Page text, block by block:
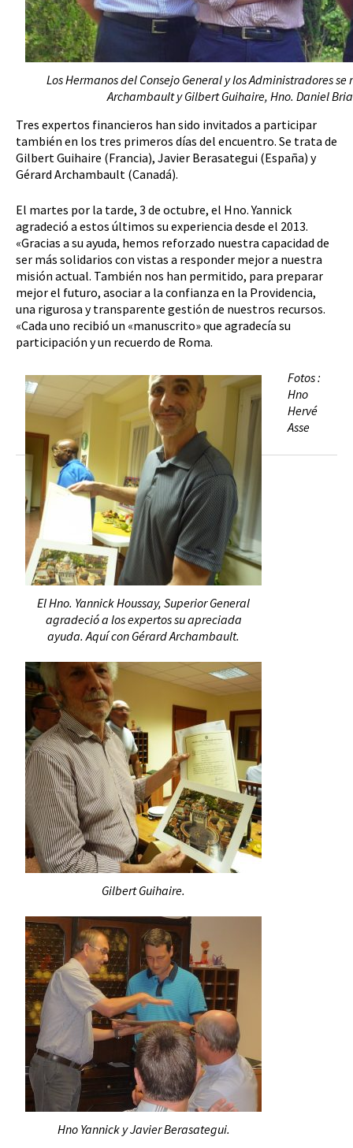
Los Hermanos del Consejo General y los Administradores
Archambault y Gilbert Guihaire, Hno. Daniel
Tres expertos financieros han sido invitados a participar
también en los tres primeros días del encuentro. Se trata de
Gilbert Guihaire (Francia), Javier Berasategui (España) y
Gérard Archambault (Canadá).
El martes por la tarde, 3 de octubre, el Hno. Yannick
agradeció a estos últimos su experiencia desde el 2013.
«Gracias a su ayuda, hemos reforzado nuestra capacidad de
ser más solidarios con vistas a responder mejor a nuestra
misión actual. También nos han permitido, para preparar
mejor el futuro, asociar a la confianza en la Providencia,
una rigurosa y transparente gestión de nuestros recursos.
«Cada uno recibió un «manuscrito» que agradecía su
participación y un recuerdo de Roma.
El Hno. Yannick Houssay, Superior General
agradeció a los expertos su apreciada
ayuda. Aquí con Gérard Archambault.
Gilbert Guihaire.
Hno Yannick y Javier Berasategui.
Fotos :
Hno
Hervé
Asse